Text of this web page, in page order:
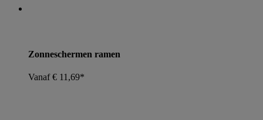
Zonneschermen ramen
Vanaf € 11,69*